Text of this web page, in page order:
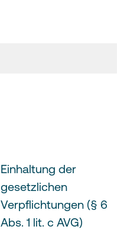
Einhaltung der
gesetzlichen
Verpflichtungen (§ 6
Abs. 1 lit. c AVG)